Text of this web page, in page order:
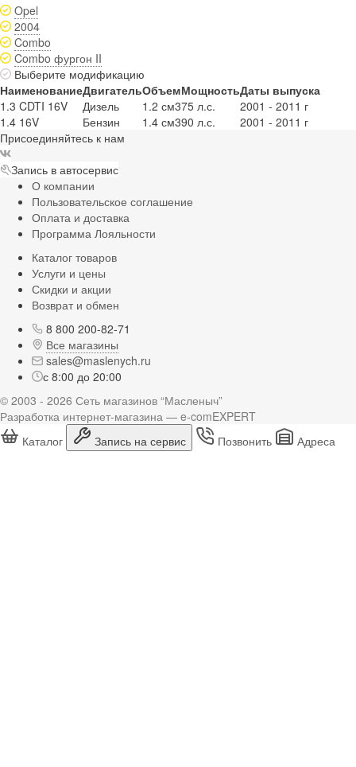
Opel
2004
Combo
Combo фургон II
Выберите модификацию
НаименованиеДвигательОбъемМощностьДаты выпуска
1.3 CDTI 16V
Дизель 1.2 см375 л.с.
2001 - 2011 г
1.4 16V
Бензин 1.4 см390 л.с.
2001 - 2011 г
Присоединяйтесь к нам
Запись в автосервис
О компании
Пользовательское соглашение
Оплата и доставка
Программа Лояльности
Каталог товаров
Услуги и цены
Скидки и акции
Возврат и обмен
8 800 200-82-71
Все магазины
sales@maslenych.ru
с 8:00 до 20:00
© 2003 - 2026 Сеть магазинов “Масленыч”
Разработка интернет-магазина — e-comEXPERT
Каталог
Запись на сервис Позвонить Адреса